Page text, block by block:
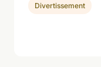
Divertissement